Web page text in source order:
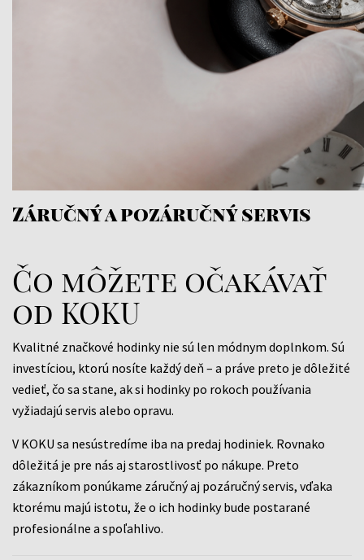
Záručný a pozáručný servis
Čo môžete očakávať
od KOKU
Kvalitné značkové hodinky nie sú len módnym doplnkom. Sú
investíciou, ktorú nosíte každý deň – a práve preto je dôležité
vedieť, čo sa stane, ak si hodinky po rokoch používania
vyžiadajú servis alebo opravu.
V KOKU sa nesústredíme iba na predaj hodiniek. Rovnako
dôležitá je pre nás aj starostlivosť po nákupe. Preto
zákazníkom ponúkame záručný aj pozáručný servis, vďaka
ktorému majú istotu, že o ich hodinky bude postarané
profesionálne a spoľahlivo.